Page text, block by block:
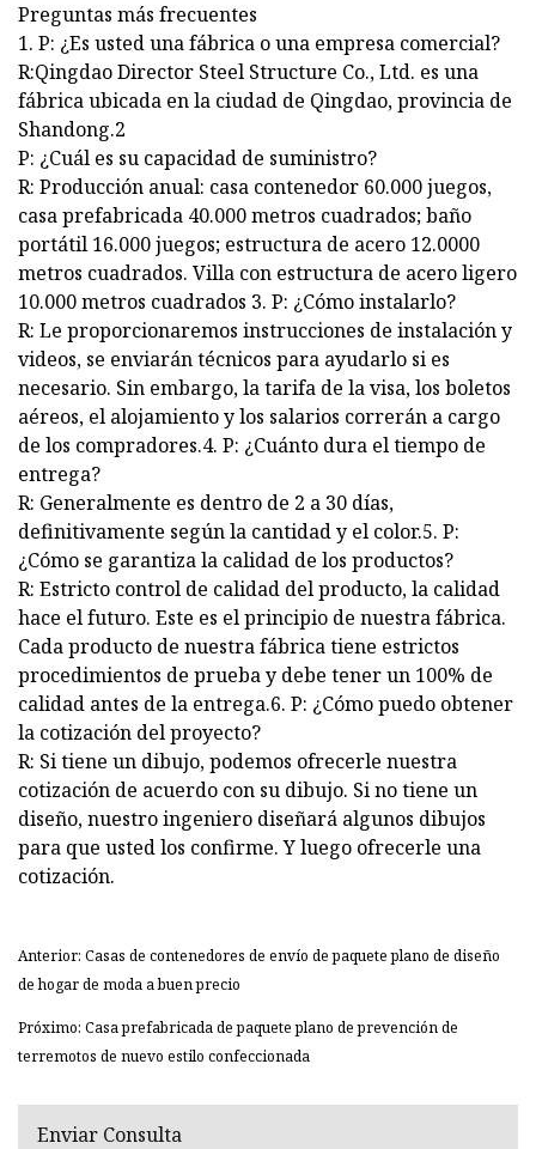
Preguntas más frecuentes
1. P: ¿Es usted una fábrica o una empresa comercial?
R:Qingdao Director Steel Structure Co., Ltd. es una
fábrica ubicada en la ciudad de Qingdao, provincia de
Shandong.2
P: ¿Cuál es su capacidad de suministro?
R: Producción anual: casa contenedor 60.000 juegos,
casa prefabricada 40.000 metros cuadrados; baño
portátil 16.000 juegos; estructura de acero 12.0000
metros cuadrados. Villa con estructura de acero ligero
10.000 metros cuadrados 3. P: ¿Cómo instalarlo?
R: Le proporcionaremos instrucciones de instalación y
videos, se enviarán técnicos para ayudarlo si es
necesario. Sin embargo, la tarifa de la visa, los boletos
aéreos, el alojamiento y los salarios correrán a cargo
de los compradores.4. P: ¿Cuánto dura el tiempo de
entrega?
R: Generalmente es dentro de 2 a 30 días,
definitivamente según la cantidad y el color.5. P:
¿Cómo se garantiza la calidad de los productos?
R: Estricto control de calidad del producto, la calidad
hace el futuro. Este es el principio de nuestra fábrica.
Cada producto de nuestra fábrica tiene estrictos
procedimientos de prueba y debe tener un 100% de
calidad antes de la entrega.6. P: ¿Cómo puedo obtener
la cotización del proyecto?
R: Si tiene un dibujo, podemos ofrecerle nuestra
cotización de acuerdo con su dibujo. Si no tiene un
diseño, nuestro ingeniero diseñará algunos dibujos
para que usted los confirme. Y luego ofrecerle una
cotización.
Anterior: Casas de contenedores de envío de paquete plano de diseño
de hogar de moda a buen precio
Próximo: Casa prefabricada de paquete plano de prevención de
terremotos de nuevo estilo confeccionada
Enviar Consulta